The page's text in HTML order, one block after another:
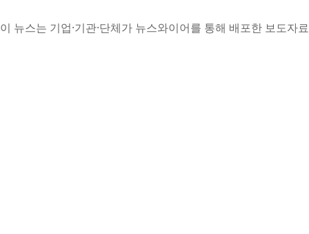
이 뉴스는 기업·기관·단체가 뉴스와이어를 통해 배포한 보도자